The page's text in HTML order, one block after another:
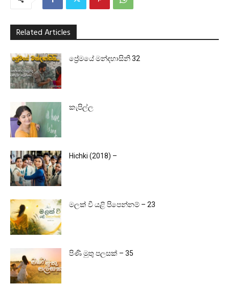
Related Articles
ප්‍රේමයේ මන්දහාසිනි 32
කැපිල්ල
Hichki (2018) –
මලක් වී යළි පිපෙන්නම් – 23
පිණි මුතු පලසක් – 35